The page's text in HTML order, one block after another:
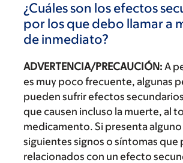
¿Cuáles son los efectos
por los que debo llamar a
de inmediato?
ADVERTENCIA/PRECAUCIÓN: A
es muy poco frecuente, algunas
pueden sufrir efectos
que causen incluso la muerte, al
medicamento. Si presenta alguno
siguientes signos o síntomas que
relacionados con un efecto